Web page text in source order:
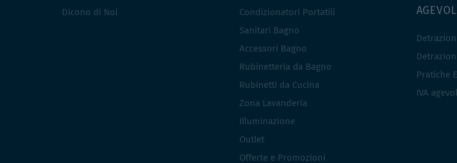
Dicono di Noi
Condizionatori Portatili
Sanitari Bagno
Accessori Bagno
Rubinetteria da Bagno
Rubinetti da Cucina
Zona Lavanderia
Illuminazione
Outlet
Offerte e Promozioni
Pratiche
IVA